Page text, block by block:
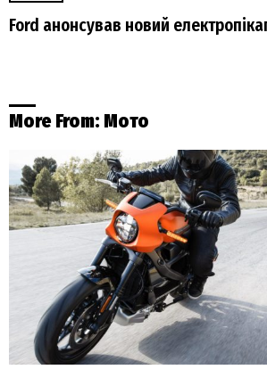
Ford анонсував новий
More From: Мото